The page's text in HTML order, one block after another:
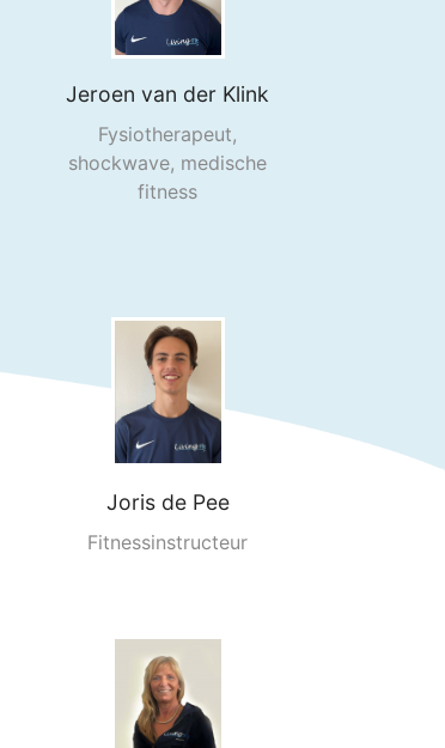
Jeroen van der Klink
Fysiotherapeut,
shockwave, medische
fitness
Joris de Pee
Fitnessinstructeur